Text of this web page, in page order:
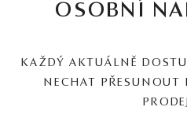
OSOBNÍ
KAŽDÝ AKTUÁLNĚ
NECHAT PŘESUNOUT